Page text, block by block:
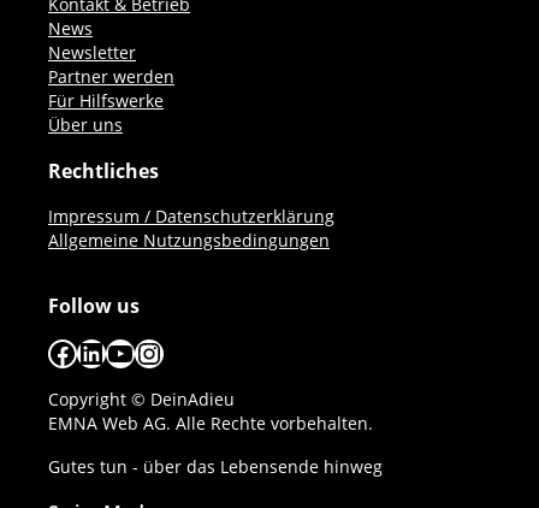
News
Newsletter
Partner werden
Für Hilfswerke
Über uns
Rechtliches
Impressum / Datenschutzerklärung
Allgemeine Nutzungsbedingungen
Follow us
Facebook
LinkedIn
YouTube
Instagram
Copyright © DeinAdieu
EMNA Web AG. Alle Rechte vorbehalten.
Gutes tun - über das Lebensende hinweg